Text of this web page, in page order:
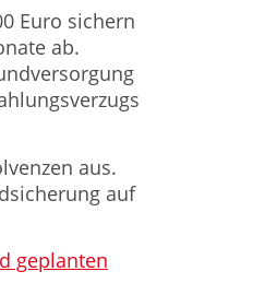
Euro sichern
ab.
aus.
auf
geplanten